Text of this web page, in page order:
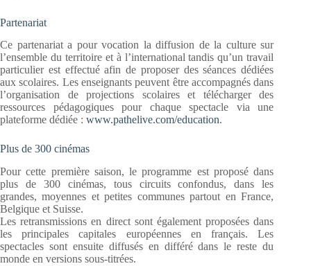
Partenariat
Ce partenariat a pour vocation la diffusion de la culture sur
l’ensemble du territoire et à l’international tandis qu’un travail
particulier est effectué afin de proposer des séances dédiées
aux scolaires. Les enseignants peuvent être accompagnés dans
l’organisation de projections scolaires et télécharger des
ressources pédagogiques pour chaque spectacle via une
plateforme dédiée : www.pathelive.com/education.
Plus de 300 cinémas
Pour cette première saison, le programme est proposé dans
plus de 300 cinémas, tous circuits confondus, dans les
grandes, moyennes et petites communes partout en France,
Belgique et Suisse.
Les retransmissions en direct sont également proposées dans
les principales capitales européennes en français. Les
spectacles sont ensuite diffusés en différé dans le reste du
monde en versions sous-titrées.